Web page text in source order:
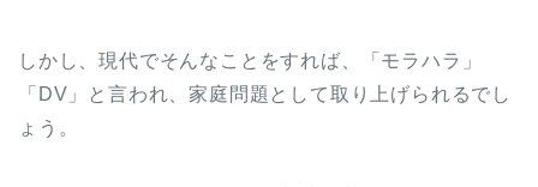
しかし、現代でそんなことをすれば、「モラハラ」
「DV」と言われ、家庭問題として取り上げられるでし
ょう。